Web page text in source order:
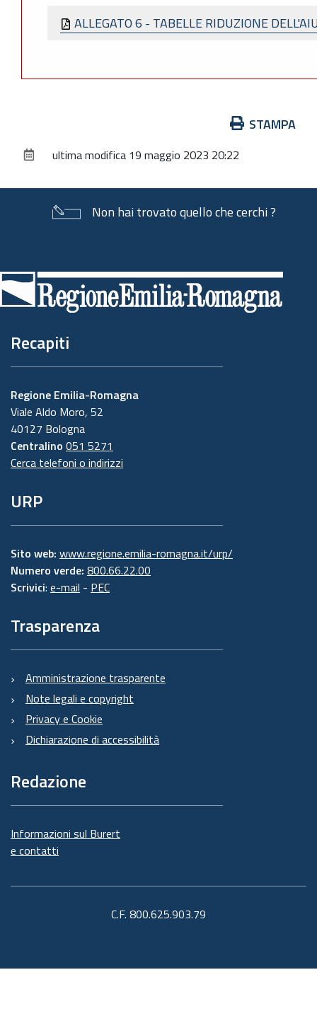
ALLEGATO 6 - TABELLE RIDUZIONE
documento
STAMPA
ultima modifica 19 maggio 2023 20:22
Non hai trovato quello che cerchi ?
di
pagina
Recapiti
Regione Emilia-Romagna
Viale Aldo Moro, 52
40127 Bologna
Centralino 051 5271
Cerca telefoni o indirizzi
URP
Sito web: www.regione.emilia-romagna.it/urp/
Numero verde: 800.66.22.00
Scrivici: e-mail - PEC
Trasparenza
Amministrazione trasparente
Note legali e copyright
Privacy e Cookie
Dichiarazione di accessibilità
Redazione
Informazioni sul Burert
e contatti
C.F. 800.625.903.79